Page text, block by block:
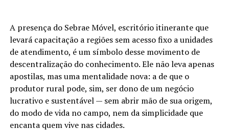
A presença do Sebrae Móvel, escritório itinerante que
levará capacitação a regiões sem acesso fixo a unidades
de atendimento, é um símbolo desse movimento de
descentralização do conhecimento. Ele não leva apenas
apostilas, mas uma mentalidade nova: a de que o
produtor rural pode, sim, ser dono de um negócio
lucrativo e sustentável — sem abrir mão de sua origem,
do modo de vida no campo, nem da simplicidade que
encanta quem vive nas cidades.